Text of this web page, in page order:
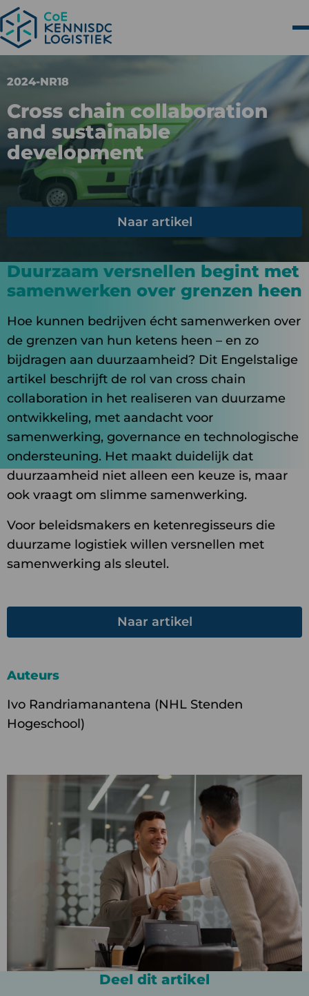
Cross chain collaboration
and sustainable
development
2024-NR18
Naar artikel
Duurzaam versnellen begint met
samenwerken over grenzen heen
Hoe kunnen bedrijven écht samenwerken over
de grenzen van hun ketens heen – en zo
bijdragen aan duurzaamheid? Dit Engelstalige
artikel beschrijft de rol van cross chain
collaboration in het realiseren van duurzame
ontwikkeling, met aandacht voor
samenwerking, governance en technologische
ondersteuning. Het maakt duidelijk dat
duurzaamheid niet alleen een keuze is, maar
ook vraagt om slimme samenwerking.
Voor beleidsmakers en ketenregisseurs die
duurzame logistiek willen versnellen met
samenwerking als sleutel.
Naar artikel
Auteurs
Ivo Randriamanantena (NHL Stenden
Hogeschool)
Deel dit artikel